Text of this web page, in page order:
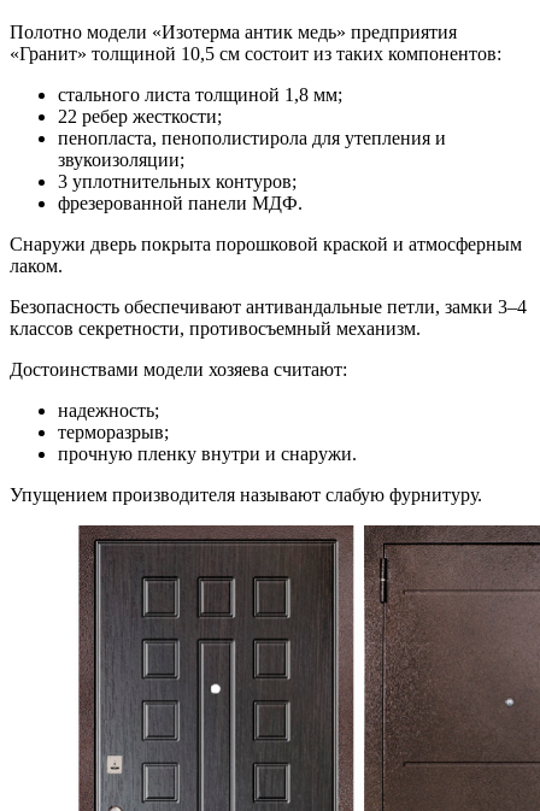
Полотно модели «Изотерма антик медь» предприятия
«Гранит» толщиной 10,5 см состоит из таких компонентов:
стального листа толщиной 1,8 мм;
22 ребер жесткости;
пенопласта, пенополистирола для утепления и
звукоизоляции;
3 уплотнительных контуров;
фрезерованной панели МДФ.
Снаружи дверь покрыта порошковой краской и атмосферным
лаком.
Безопасность обеспечивают антивандальные петли, замки 3–4
классов секретности, противосъемный механизм.
Достоинствами модели хозяева считают:
надежность;
терморазрыв;
прочную пленку внутри и снаружи.
Упущением производителя называют слабую фурнитуру.